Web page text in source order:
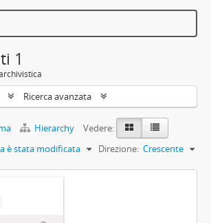
1
Ricerca avanzata
Hierarchy
Vedere:
è stata modificata Direzione: Crescente